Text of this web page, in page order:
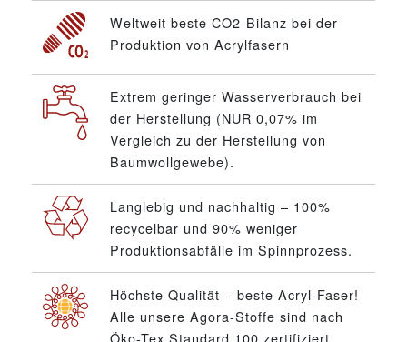
Weltweit beste CO2-Bilanz bei der
Produktion von Acrylfasern
Extrem geringer Wasserverbrauch bei
der Herstellung (NUR 0,07% im
Vergleich zu der Herstellung von
Baumwollgewebe).
Langlebig und nachhaltig – 100%
recycelbar und 90% weniger
Produktionsabfälle im Spinnprozess.
Höchste Qualität – beste Acryl-Faser!
Alle unsere Agora-Stoffe sind nach